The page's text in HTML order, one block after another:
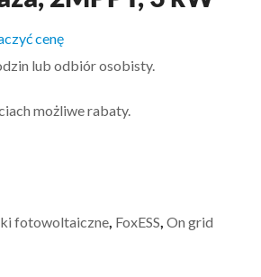
cenę
lub odbiór osobisty.
możliwe rabaty.
fotowoltaiczne, FoxESS,On grid